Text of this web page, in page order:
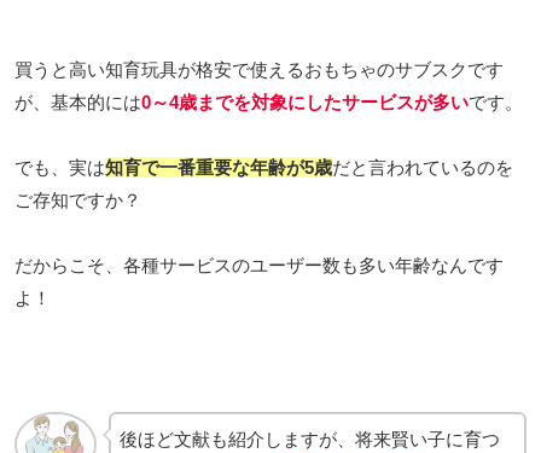
買うと高い知育玩具が格安で使えるおもちゃのサブスクです
が、基本的には0～4歳までを対象にしたサービスが多いです。
でも、実は知育で一番重要な年齢が5歳だと言われているのを
ご存知ですか？
だからこそ、各種サービスのユーザー数も多い年齢なんです
よ！
後ほど文献も紹介しますが、将来賢い子に育つ